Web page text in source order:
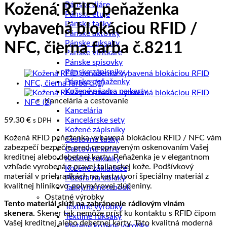
Pánske diáre
Pánske etuje
Pánske tašky
Pánske aktovky
Pánske ruksaky
Pánske vizitkáre
Pánske spisovky
Pánske zápisníky
Pánske peňaženky
Kožené púzdra na karty
Kancelária a cestovanie
Kancelária
Kancelárske sety
Kožené zápisníky
Cestovné tašky
Cestovné kufre
Kožené ruksaky
Kožené zakladače
Púzdra na obleky
Tašky na notebook
Ostatné výrobky
Textilné výrobky
Textilné ruksaky
Kožená RFID peňaženka
vybavená blokáciou RFID /
NFC, čierna farba č.8211
59.30 € s DPH
Kožená RFID peňaženka vybavená blokáciou RFID / NFC vám
zabezpečí bezpečie pred neopraveným oskenovaním Vašej
kreditnej alebo debetnej karty. Peňaženka je v elegantnom
vzhľade vyrobená z pravej talianskej kože. Podšívkový
materiál v priehradkách na karty tvorí špeciálny materiál z
kvalitnej hliníkovo-polymérovej zlúčeniny.
Tento materiál slúži na zabránenie rádiovým vlnám
skenera. Skener tak nemôže prísť ku kontaktu s RFID čipom
Vašej kreditnej alebo debetnej karty. Táto kvalitná moderná